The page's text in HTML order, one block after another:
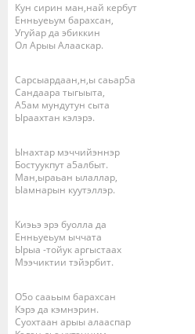
Кун сирин ман,най кербут
Енньуеьум барахсан,
Угуйар да эбиккин
Ол Арыы Алааскар.
Сарсыардаан,н,ы саьар5а
Сандаара тыгыыта,
А5ам мундутун сыта
Ыраахтан кэлэрэ.
Ынахтар мэччийэннэр
Бостуукпут а5албыт.
Ман,ыраьан ылаллар,
Ыамнарын куутэллэр.
Киэьэ эрэ буолла да
Енньуеьум ыччата
Ырыа -тойук аргыстаах
Мээчиктии тэйэрбит.
О5о сааьым барахсан
Кэрэ да кэмнэрин.
Суохтаан арыы алааспар